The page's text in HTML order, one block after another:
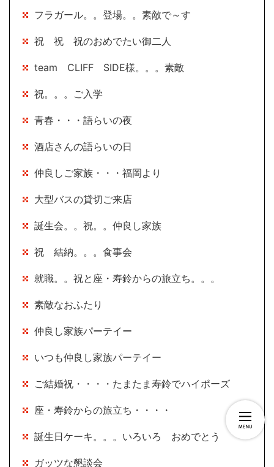
フラガール。。登場。。素敵で～す
祝 祝 祝のおめでたい御二人
team CLIFF SIDE様。。。素敵
祝。。。ご入学
青春・・・語らいの夜
酒店さんの語らいの日
仲良しご家族・・・福岡より
大型バスの貸切ご来店
誕生会。。祝。。仲良し家族
祝 結納。。。食事会
就職。。祝と座・寿鈴からの旅立ち。。。
素敵なおふたり
仲良し家族パーテイー
いつも仲良し家族パーテイー
ご結婚祝・・・・たまたま寿鈴でハイポーズ
座・寿鈴からの旅立ち・・・・
誕生日ケーキ。。。いろいろ おめでとう
ガッツな懇談会